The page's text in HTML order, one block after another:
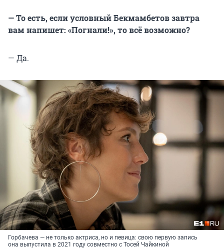
— То есть, если условный Бекмамбетов завтра
вам напишет: «Погнали!», то всё возможно?
— Да.
Горбачева — не только актриса, но и певица: свою первую запись
она выпустила в 2021 году совместно с Тосей Чайкиной